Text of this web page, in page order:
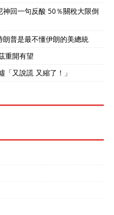
回一句反酸 50％關稅大限倒
普是最不懂伊朗的美總統
重開有望
又說謊 又縮了！」